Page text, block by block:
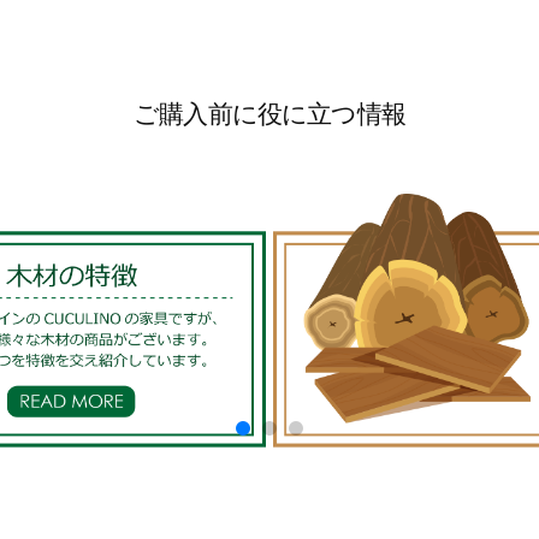
ご購入前に役に立つ情報